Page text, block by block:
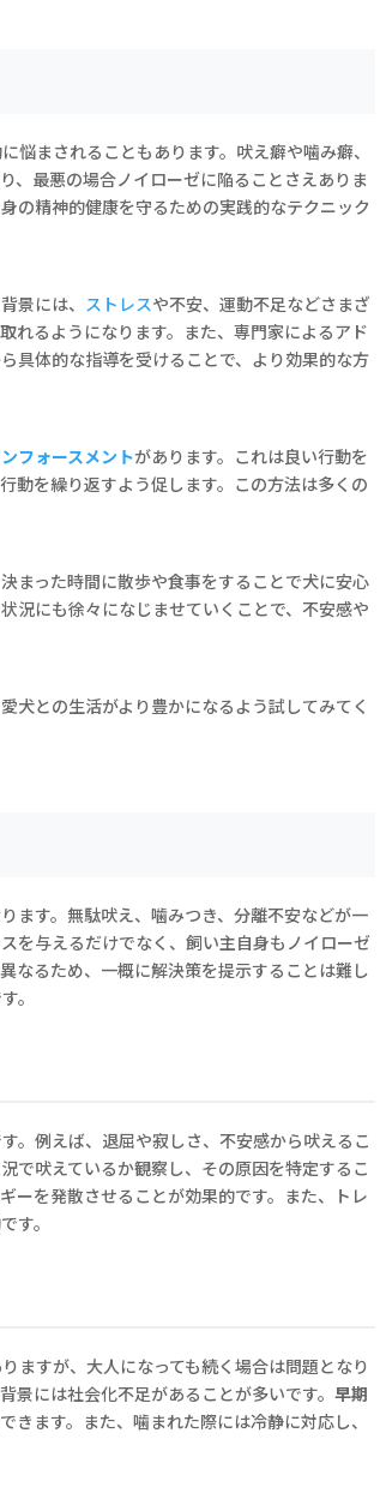
悩まされることもあります。吠え癖や噛み癖、
、最悪の場合ノイローゼに陥ることさえありま
の精神的健康を守るための実践的なテクニック
景には、 ストレスや不安、運動不足などさまざ
れるようになります。また、専門家によるアド
具体的な指導を受けることで、より効果的な方
フォースメントがあります。これは良い行動を
動を繰り返すよう促します。この方法は多くの
まった時間に散歩や食事をすることで犬に安心
況にも徐々になじませていくことで、不安感や
犬との生活がより豊かになるよう試してみてく
ます。無駄吠え、噛みつき、分離不安などが一
を与えるだけでなく、飼い主自身もノイローゼ
なるため、一概に解決策を提示することは難し
。
。例えば、退屈や寂しさ、不安感から吠えるこ
で吠えているか観察し、その原因を特定するこ
ーを発散させることが効果的です。また、トレ
す。
ますが、大人になっても続く場合は問題となり
景には社会化不足があることが多いです。早期
きます。また、噛まれた際には冷静に対応し、